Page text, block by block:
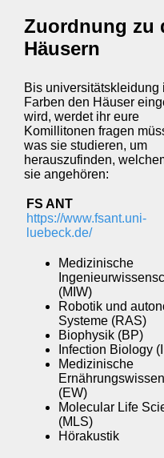
Zuordnung zu
Häusern
Bis universitätskleidung
Farben den Häuser
wird, werdet ihr eure
Komillitonen fragen
was sie studieren, um
herauszufinden,
sie angehören:
FS ANT
https://www.fsant.uni-
luebeck.de/
Medizinische
(MIW)
Robotik und
Systeme (RAS)
Biophysik (BP)
Infection Biology
Medizinische
(EW)
Molecular Life
(MLS)
Hörakustik